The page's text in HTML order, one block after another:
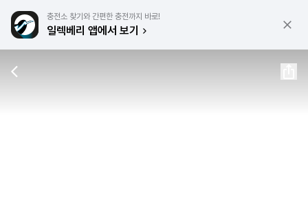
충전소 찾기와 간편한 충전까지 바로!
일렉베리 앱에서 보기